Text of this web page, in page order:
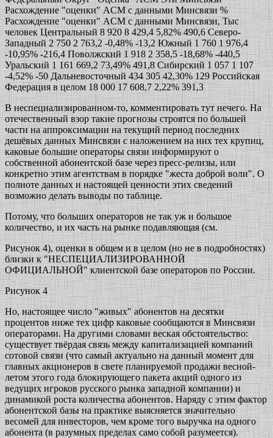
Расхождение "оценки" ACM с данными Минсвязи %
Расхождение "оценки" ACM с данными Минсвязи, Тыс
человек Центральный 8 920 8 429,4 5,82% 490,6 Северо-
Западный 2 750 2 763,2 -0,48% -13,2 Южный 1 760 1 976,4
-10,95% -216,4 Поволжский 1 918 2 358,5 -18,68% -440,5
Уральский 1 161 669,2 73,49% 491,8 Сибирский 1 057 1 107
-4,52% -50 Дальневосточный 434 305 42,30% 129 Российская
Федерация в целом 18 000 17 608,7 2,22% 391,3
В неспециализированном-то, комментировать тут нечего. На
отечественный взор такие прогнозы строятся по большей
части на аппроксимации на текущий период последних
дешёвых данных Минсвязи с наложением на них тех крупиц,
каковые большие операторы связи информируют о
собственной абонентской базе через пресс-релизы, или
конкретно этим агентствам в порядке "жеста доброй воли". О
полноте данных и настоящей ценности этих сведений
возможно делать выводы по таблице.
Потому, что больших операторов не так уж и большое
количество, и их часть на рынке подавляющая (см.
Рисунок 4), оценки в общем и в целом (но не в подробностях)
близки к "НЕСПЕЦИАЛИЗИРОВАННОЙ
ОФИЦИАЛЬНОЙ" клиентской базе операторов по России.
Рисунок 4
Но, настоящее число "живых" абонентов на десятки
процентов ниже тех цифр каковые сообщаются в Минсвязи
операторами. На другими словами веская обстоятельство:
существует твёрдая связь между капитализацией компаний
сотовой связи (что самый актуально на данный момент для
главных акционеров в свете планируемой продажи весной-
летом этого года блокирующего пакета акций одного из
ведущих игроков русского рынка западной компании) и
динамикой роста количества абонентов. Наряду с этим фактор
абонентской базы на практике выясняется значительно
весомей для инвесторов, чем кроме того выручка на одного
абонента (в разумных пределах само собой разумеется).